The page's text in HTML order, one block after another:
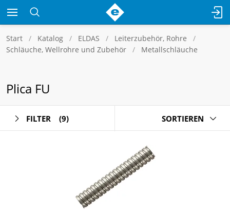
Start Katalog ELDAS
Leiterzubehör, Rohre
Schläuche, Wellrohre und Zubehör
Metallschläuche
Plica FU
FILTER (9) SORTIEREN